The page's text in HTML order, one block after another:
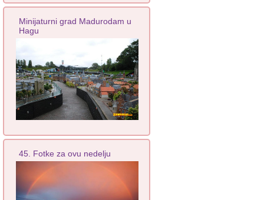
Minijaturni grad Madurodam u
Hagu
45. Fotke za ovu nedelju